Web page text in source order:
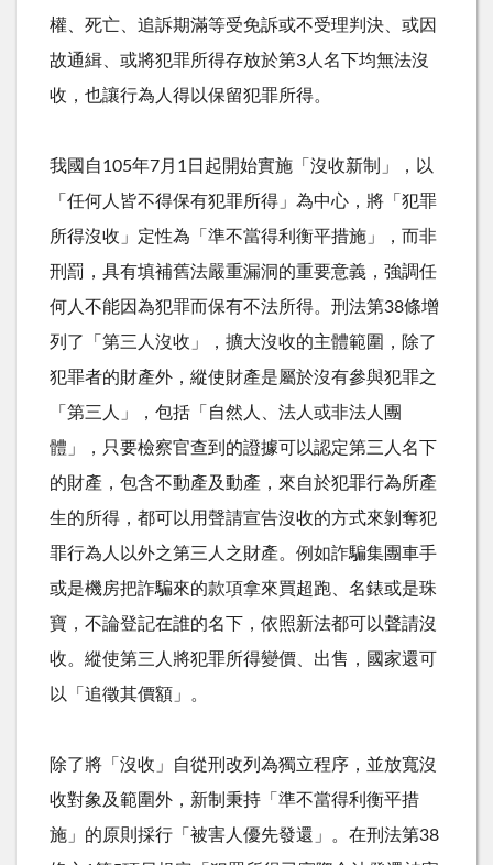
權、死亡、追訴期滿等受免訴或不受理判決、或因
故通緝、或將犯罪所得存放於第3人名下均無法沒
收，也讓行為人得以保留犯罪所得。
我國自105年7月1日起開始實施「沒收新制」，以
「任何人皆不得保有犯罪所得」為中心，將「犯罪
所得沒收」定性為「準不當得利衡平措施」，而非
刑罰，具有填補舊法嚴重漏洞的重要意義，強調任
何人不能因為犯罪而保有不法所得。刑法第38條增
列了「第三人沒收」，擴大沒收的主體範圍，除了
犯罪者的財產外，縱使財產是屬於沒有參與犯罪之
「第三人」，包括「自然人、法人或非法人團
體」，只要檢察官查到的證據可以認定第三人名下
的財產，包含不動產及動產，來自於犯罪行為所產
生的所得，都可以用聲請宣告沒收的方式來剝奪犯
罪行為人以外之第三人之財產。例如詐騙集團車手
或是機房把詐騙來的款項拿來買超跑、名錶或是珠
寶，不論登記在誰的名下，依照新法都可以聲請沒
收。縱使第三人將犯罪所得變價、出售，國家還可
以「追徵其價額」。
除了將「沒收」自從刑改列為獨立程序，並放寬沒
收對象及範圍外，新制秉持「準不當得利衡平措
施」的原則採行「被害人優先發還」。在刑法第38